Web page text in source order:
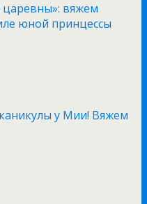
царевны»: вяжем
юной принцессы
у Мии! Вяжем